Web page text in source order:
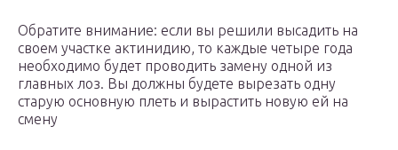
Обратите внимание: если вы решили высадить на
своем участке актинидию, то каждые четыре года
необходимо будет проводить замену одной из
главных лоз. Вы должны будете вырезать одну
старую основную плеть и вырастить новую ей на
смену